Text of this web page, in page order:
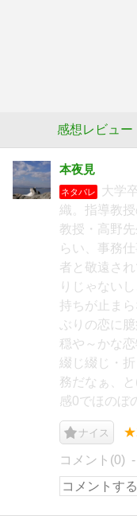
感想レビュー
本夜見
ネタバレ
大学
織。指導教
教授・高野
らい、事務
者と敬遠さ
りじゃない
持ちが止ま
ぶりの恋に
穏や～かな
綴じ綴じ・
務だなぁ、
感0でほのぼ
ナイス
コメント(0)